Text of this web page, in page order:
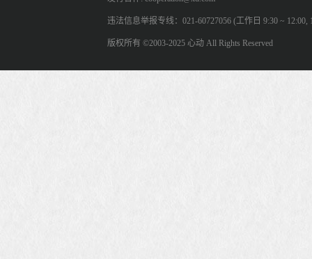
违法信息举报专线：021-60727056 (工作日 9:30 ~ 12:00,
版权所有 ©2003-2025 心动 All Rights Reserved